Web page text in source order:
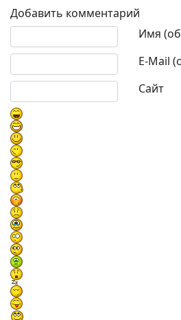
Добавить комментарий
Имя
E-Mail
Сайт
Текст комментария